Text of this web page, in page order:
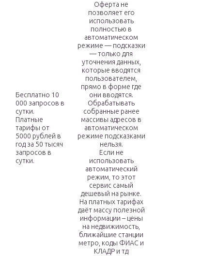
Бесплатно 10
000 запросов в
сутки.
Платные
тарифы от
5000 рублей в
год за 50 тысяч
запросов в
сутки.
Оферта не
позволяет его
использовать
полностью в
автоматическом
режиме — подсказки
— только для
уточнения данных,
которые вводятся
пользователем,
прямо в форме где
они вводятся.
Обрабатывать
собранные ранее
массивы адресов в
автоматическом
режиме подсказками
нельзя.
Если не
использовать
автоматический
режим, то этот
сервис самый
дешевый на рынке.
На платных тарифах
даёт массу полезной
информации – цены
на недвижимость,
ближайшие станции
метро, коды ФИАС и
КЛАДР и тд